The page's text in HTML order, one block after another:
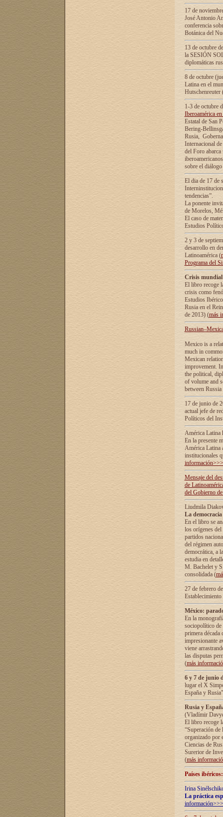
17 de
José Antonio
conferencia
Botánica del
13 de octubre
la SESIÓN
diplomáticas
8 de octubre
Latina en el
1-3 de octubre
Iberoamérica
Estatal de San
Bering-
Rusia,
Internacional
del Foro
sobre el
El dia de 17 de
tendencias”.
La ponente
de Morelos,
El caso de
Estudios
2 y 3 de
desarrollo en
Latinoamérica (
Programa del
Crisis
El libro recoge
crisis como
Estudios
Rusia en el
de 2013) (más
Mexico is a
much in
Mexican
improvement.
the political,
of volume and
between
17 de junio de
actual jefe de
Políticos del
América Latina
En la presente
América Latina
institucionales
información>>>
Mensaje del
de
del Gobierno
Liudmila
La
En el libro se
los orígenes
partidos
del régimen
democrática, а
estudia en
М. Bachelet у
consolidada (
27 de febrero
México:
En la
sociopolítico de
primera década
impresionante
viene
las disputas
(más
6 y 7 de junio
lugar el X
España y
Rusia y
(Vladímir
El libro recoge
“Superación
organizado por
Ciencias de
Surerior de
(más
Países
Irina
La práctica
información>>>